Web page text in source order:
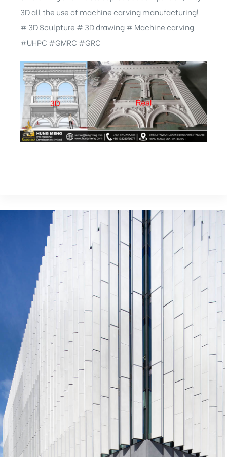
3D all the use of machine carving manufacturing!
# 3D Sculpture # 3D drawing # Machine carving
#UHPC #GMRC #GRC